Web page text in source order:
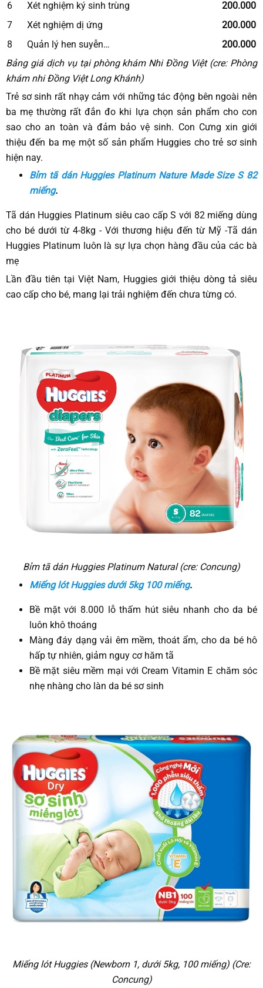
6 Xét nghiệm ký sinh trùng
200.000
7
Xét nghiệm dị ứng
200.000
8
Quản lý hen suyễn…
200.000
Bảng giá dịch vụ tại phòng khám Nhi Đồng Việt (cre: Phòng
khám nhi Đồng Việt Long Khánh)
Trẻ sơ sinh rất nhạy cảm với những tác động bên ngoài nên
ba mẹ thường rất đắn đo khi lựa chọn sản phẩm cho con
sao cho an toàn và đảm bảo vệ sinh. Con Cưng xin giới
thiệu đến ba mẹ một số sản phẩm Huggies cho trẻ sơ sinh
hiện nay.
Bỉm tã dán Huggies Platinum Nature Made Size S 82
miếng.
Tã dán Huggies Platinum siêu cao cấp S với 82 miếng dùng
cho bé dưới từ 4-8kg - Với thương hiệu đến từ Mỹ -Tã dán
Huggies Platinum luôn là sự lựa chọn hàng đầu của các bà
mẹ
Lần đầu tiên tại Việt Nam, Huggies giới thiệu dòng tả siêu
cao cấp cho bé, mang lại trải nghiệm đến chưa từng có.
Bỉm tã dán Huggies Platinum Natural (cre: Concung)
Miếng lót Huggies dưới 5kg 100 miếng.
Bề mặt với 8.000 lỗ thấm hút siêu nhanh cho da bé
luôn khô thoáng
Màng đáy dạng vải êm mềm, thoát ẩm, cho da bé hô
hấp tự nhiên, giảm nguy cơ hăm tã
Bề mặt siêu mềm mại với Cream Vitamin E chăm sóc
nhẹ nhàng cho làn da bé sơ sinh
Miếng lót Huggies (Newborn 1, dưới 5kg, 100 miếng) (Cre:
Concung)